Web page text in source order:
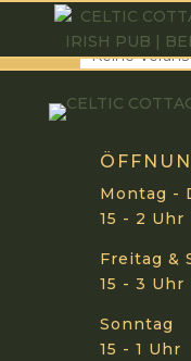
Keine
Montag -
15 - 2 Uhr
Freitag &
15 - 3 Uhr
Sonntag
15 - 1 Uhr